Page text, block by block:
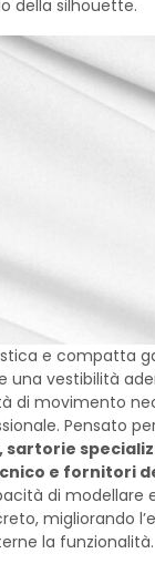
della silhouette.
e compatta
una vestibilità
di movimento
Pensato
sartorie
e fornitori
di modellare
migliorando
la funzionalità.